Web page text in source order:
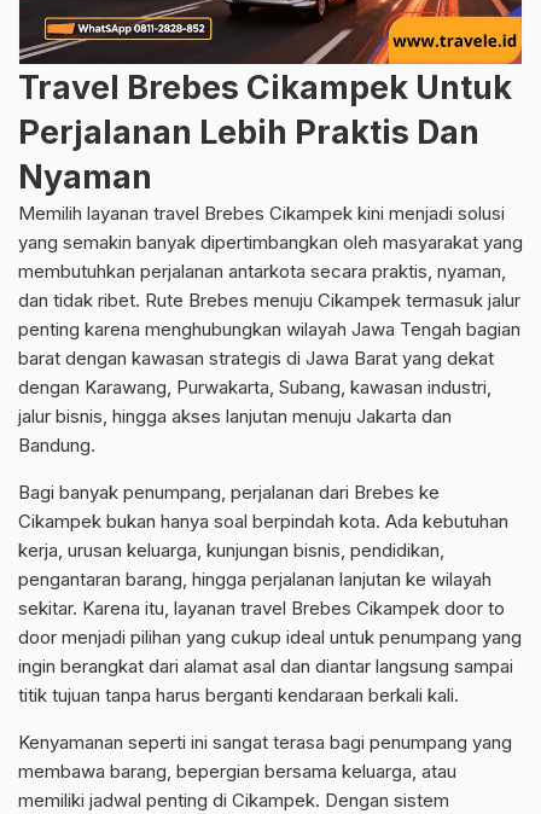
Travel Brebes Cikampek Untuk
Perjalanan Lebih Praktis Dan
Nyaman
Memilih layanan travel Brebes Cikampek kini menjadi solusi
yang semakin banyak dipertimbangkan oleh masyarakat yang
membutuhkan perjalanan antarkota secara praktis, nyaman,
dan tidak ribet. Rute Brebes menuju Cikampek termasuk jalur
penting karena menghubungkan wilayah Jawa Tengah bagian
barat dengan kawasan strategis di Jawa Barat yang dekat
dengan Karawang, Purwakarta, Subang, kawasan industri,
jalur bisnis, hingga akses lanjutan menuju Jakarta dan
Bandung.
Bagi banyak penumpang, perjalanan dari Brebes ke
Cikampek bukan hanya soal berpindah kota. Ada kebutuhan
kerja, urusan keluarga, kunjungan bisnis, pendidikan,
pengantaran barang, hingga perjalanan lanjutan ke wilayah
sekitar. Karena itu, layanan travel Brebes Cikampek door to
door menjadi pilihan yang cukup ideal untuk penumpang yang
ingin berangkat dari alamat asal dan diantar langsung sampai
titik tujuan tanpa harus berganti kendaraan berkali kali.
Kenyamanan seperti ini sangat terasa bagi penumpang yang
membawa barang, bepergian bersama keluarga, atau
memiliki jadwal penting di Cikampek. Dengan sistem